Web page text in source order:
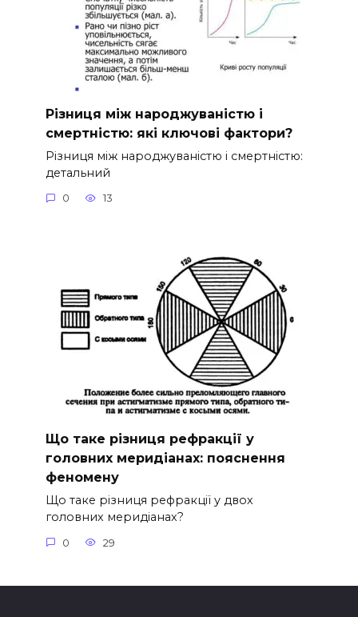
Різниця між народжуваністю і
смертністю: які ключові фактори?
Різниця між народжуваністю і смертністю:
детальний
0 13
Що таке різниця рефракції у
головних меридіанах: пояснення
феномену
Що таке різниця рефракції у двох
головних меридіанах?
0 29